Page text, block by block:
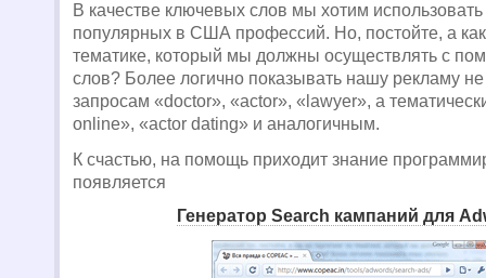
В качестве ключевых слов мы хотим
популярных в США профессий. Но, постойте, а как
тематике, который мы должны осуществлять с
слов? Более логично показывать нашу рекламу
запросам «doctor», «actor», «lawyer», а
online», «actor dating» и аналогичным.
К счастью, на помощь приходит знание
появляется
Генератор Search кампаний для